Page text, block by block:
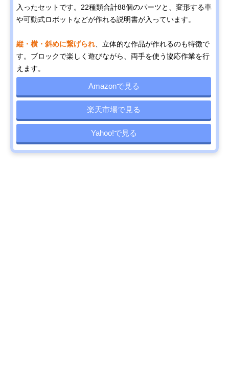
入ったセットです。22種類合計88個のパーツと、変形する車
や可動式ロボットなどが作れる説明書が入っています。
縦・横・斜めに繋げられ 、立体的な作品が作れるのも特徴で
す。ブロックで楽しく遊びながら、両手を使う協応作業を行
えます。
Amazonで見る
楽天市場で見る
Yahoo!で見る